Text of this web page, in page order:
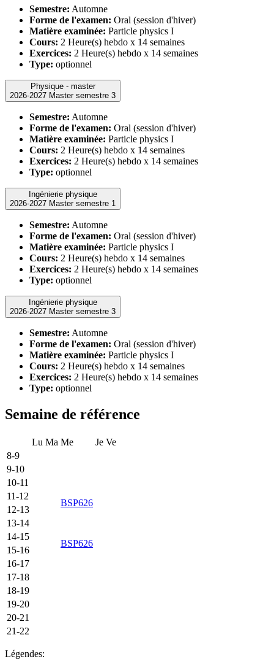
Semestre: Automne
Forme de l'examen: Oral (session d'hiver)
Matière examinée: Particle physics I
Cours: 2 Heure(s) hebdo x 14 semaines
Exercices: 2 Heure(s) hebdo x 14 semaines
Type: optionnel
Physique - master
2026-2027 Master semestre 3
Semestre: Automne
Forme de l'examen: Oral (session d'hiver)
Matière examinée: Particle physics I
Cours: 2 Heure(s) hebdo x 14 semaines
Exercices: 2 Heure(s) hebdo x 14 semaines
Type: optionnel
Ingénierie physique
2026-2027 Master semestre 1
Semestre: Automne
Forme de l'examen: Oral (session d'hiver)
Matière examinée: Particle physics I
Cours: 2 Heure(s) hebdo x 14 semaines
Exercices: 2 Heure(s) hebdo x 14 semaines
Type: optionnel
Ingénierie physique
2026-2027 Master semestre 3
Semestre: Automne
Forme de l'examen: Oral (session d'hiver)
Matière examinée: Particle physics I
Cours: 2 Heure(s) hebdo x 14 semaines
Exercices: 2 Heure(s) hebdo x 14 semaines
Type: optionnel
Semaine de référence
Lu Ma Me Je Ve
8-9
9-10
10-11
11-12
BSP626
12-13
13-14
14-15
BSP626
15-16
16-17
17-18
18-19
19-20
20-21
21-22
Légendes: